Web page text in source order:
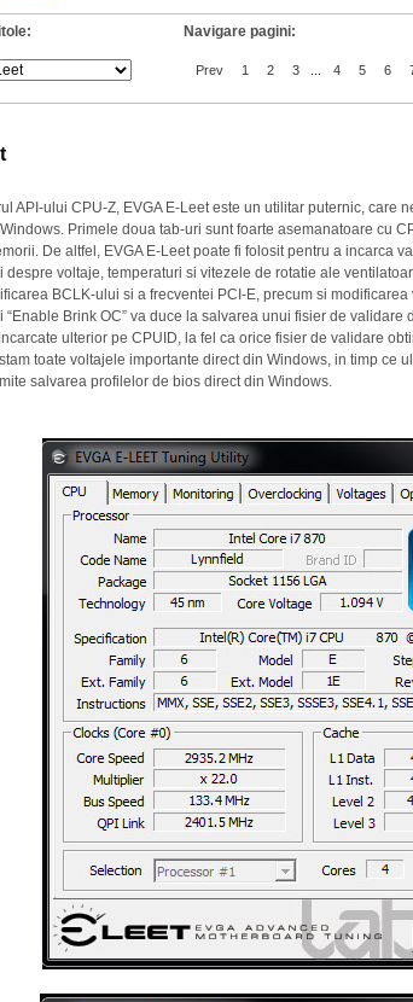
Navigare pagini:
Prev 1 2 3 4 5 6
API-ului CPU-Z, EVGA E-Leet este un utilitar puternic, care
Primele doua tab-uri sunt foarte asemanatoare cu
De altfel, EVGA E-Leet poate fi folosit pentru a incarca
despre voltaje, temperaturi si vitezele de rotatie ale
BCLK-ului si a frecventei PCI-E, precum si
“Enable Brink OC” va duce la salvarea unui fisier de
ulterior pe CPUID, la fel ca orice fisier de validare
toate voltajele importante direct din Windows, in timp ce
salvarea profilelor de bios direct din Windows.